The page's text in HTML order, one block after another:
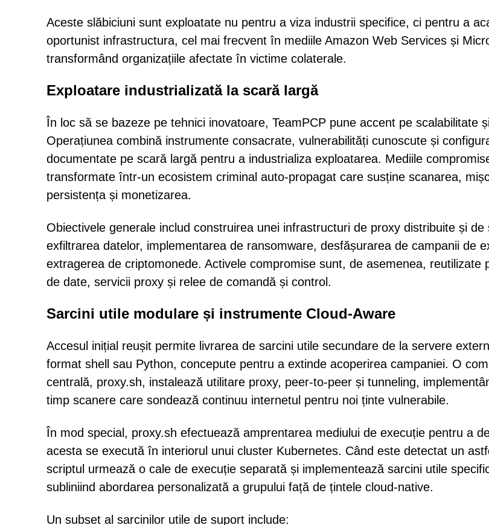
Aceste slăbiciuni sunt exploatate nu pentru a viza industrii specifice, ci pentru a
oportunist infrastructura, cel mai frecvent în mediile Amazon Web Services și
transformând organizațiile afectate în victime colaterale.
Exploatare industrializată la scară largă
În loc să se bazeze pe tehnici inovatoare, TeamPCP pune accent pe scalabilitate
Operațiunea combină instrumente consacrate, vulnerabilități cunoscute și
documentate pe scară largă pentru a industrializa exploatarea. Mediile
transformate într-un ecosistem criminal auto-propagat care susține scanarea,
persistența și monetizarea.
Obiectivele generale includ construirea unei infrastructuri de proxy distribuite și de
exfiltrarea datelor, implementarea de ransomware, desfășurarea de campanii de
extragerea de criptomonede. Activele compromise sunt, de asemenea, reutilizate
de date, servicii proxy și relee de comandă și control.
Sarcini utile modulare și instrumente Cloud-Aware
Accesul inițial reușit permite livrarea de sarcini utile secundare de la servere
format shell sau Python, concepute pentru a extinde acoperirea campaniei. O
centrală, proxy.sh, instalează utilitare proxy, peer-to-peer și tunneling,
timp scanere care sondează continuu internetul pentru noi ținte vulnerabile.
În mod special, proxy.sh efectuează amprentarea mediului de execuție pentru a
acesta se execută în interiorul unui cluster Kubernetes. Când este detectat un
scriptul urmează o cale de execuție separată și implementează sarcini utile
subliniind abordarea personalizată a grupului față de țintele cloud-native.
Un subset al sarcinilor utile de suport include: